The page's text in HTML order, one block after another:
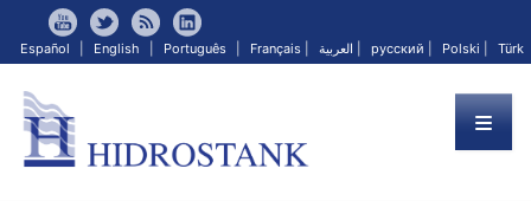
Español English Português Français العربية русский Polski Türk